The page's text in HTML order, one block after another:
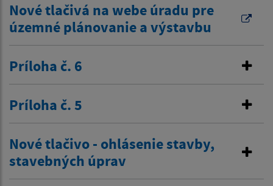
Nové tlačivá na webe úradu pre
územné plánovanie a výstavbu
Príloha č. 6
Príloha č. 5
Nové tlačivo - ohlásenie stavby,
stavebných úprav